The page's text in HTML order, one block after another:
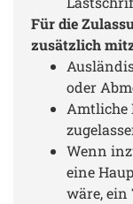
Für die
zusätzlich
oder
Amtliche
Wenn
eine
wäre, ein